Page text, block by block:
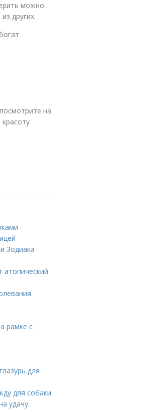
можно
других.
на
Зодиака
атопический
рамке с
для
для собаки
удачу